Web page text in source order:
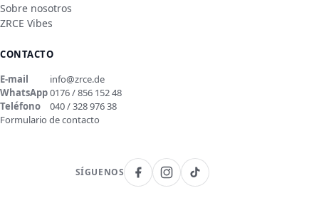
Sobre nosotros
ZRCE Vibes
CONTACTO
E-mail
info@zrce.de
WhatsApp0176 / 856 152 48
Teléfono
040 / 328 976 38
Formulario de contacto
SÍGUENOS